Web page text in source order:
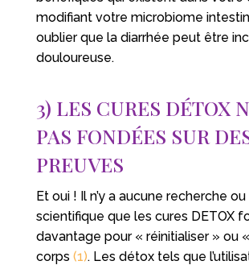
modifiant votre microbiome
oublier que la diarrhée peut être
douloureuse.
3) LES CURES DÉTOX
PAS FONDÉES SUR
PREUVES
Et oui ! Il n’y a aucune recherche
scientifique que les cures DETOX
davantage pour « réinitialiser » ou
corps (1). Les détox tels que